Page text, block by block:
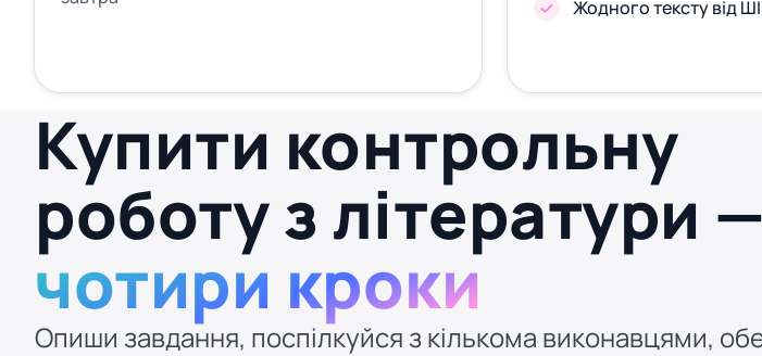
Жодного тексту від ШІ
Купити контрольну
роботу з літератури —
чотири кроки
Опиши завдання, поспілкуйся з кількома виконавцями,